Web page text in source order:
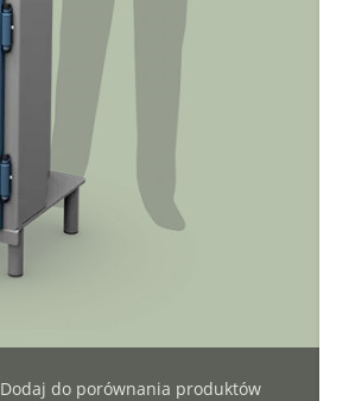
Dodaj do porównania produktów